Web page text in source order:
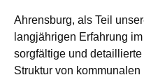
Ahrensburg, als Teil
langjährigen Erfahrung
sorgfältige und
Struktur von